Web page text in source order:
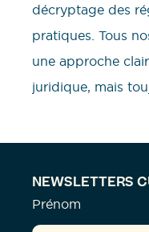
décryptage des
pratiques. Tous
une approche
juridique, mais
NEWSLETTERS
Prénom